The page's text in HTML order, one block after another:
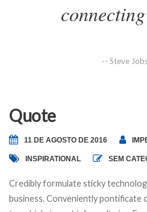
-- Steve
Quote
11 DE AGOSTO DE 2016
INSPIRATIONAL SEM
Credibly formulate sticky
business. Conveniently pontificate